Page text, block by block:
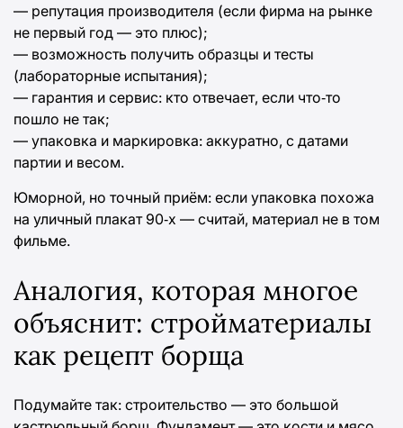
— репутация производителя (если фирма на рынке
не первый год — это плюс);
— возможность получить образцы и тесты
(лабораторные испытания);
— гарантия и сервис: кто отвечает, если что‑то
пошло не так;
— упаковка и маркировка: аккуратно, с датами
партии и весом.
Юморной, но точный приём: если упаковка похожа
на уличный плакат 90‑х — считай, материал не в том
фильме.
Аналогия, которая многое
объяснит: стройматериалы
как рецепт борща
Подумайте так: строительство — это большой